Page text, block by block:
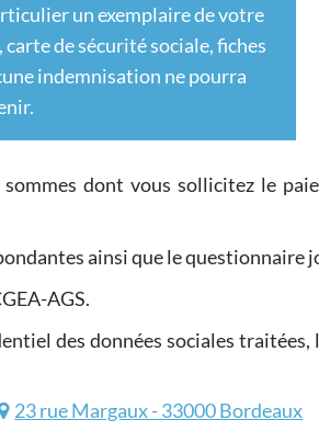
un exemplaire de votre
de sécurité sociale, fiches
indemnisation ne pourra
dont vous sollicitez le
ainsi que le questionnaire
AGS.
des données sociales traitées,
23 rue Margaux - 33000 Bordeaux